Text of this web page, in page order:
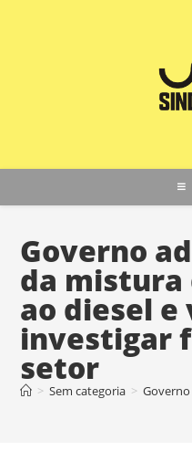
Governo
da mistura
ao diesel e
investigar
setor
> Sem categoria >